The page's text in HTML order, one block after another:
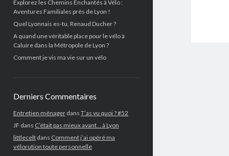
Explorez les Chemins Enchantés à Vélo :
Aventures Familiales près de Lyon !
Quel Lyonnais es-tu, Renaud Ducher ?
A quand une véritable place pour le vélo à
Caluire dans la Métropole de Lyon ?
Comment je vis ma vie sur un vélo
Derniers Commentaires
Entretien ménagerdans T’as vu quoi ? #52
JF dans C’était pas mieux avant… à Lyon
littleceltdans Comment j’ai opéré ma
vélorution toute personnelle